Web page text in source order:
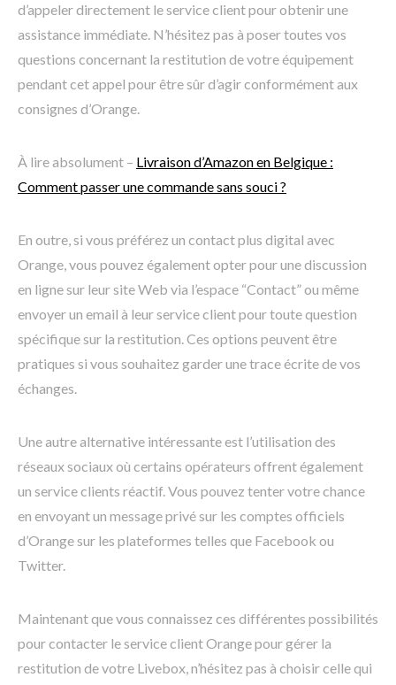
d’appeler directement le service client pour obtenir une
assistance immédiate. N’hésitez pas à poser toutes vos
questions concernant la restitution de votre équipement
pendant cet appel pour être sûr d’agir conformément aux
consignes d’Orange.
À lire absolument – Livraison d’Amazon en Belgique :
Comment passer une commande sans souci ?
En outre, si vous préférez un contact plus digital avec
Orange, vous pouvez également opter pour une discussion
en ligne sur leur site Web via l’espace “Contact” ou même
envoyer un email à leur service client pour toute question
spécifique sur la restitution. Ces options peuvent être
pratiques si vous souhaitez garder une trace écrite de vos
échanges.
Une autre alternative intéressante est l’utilisation des
réseaux sociaux où certains opérateurs offrent également
un service clients réactif. Vous pouvez tenter votre chance
en envoyant un message privé sur les comptes officiels
d’Orange sur les plateformes telles que Facebook ou
Twitter.
Maintenant que vous connaissez ces différentes possibilités
pour contacter le service client Orange pour gérer la
restitution de votre Livebox, n’hésitez pas à choisir celle qui